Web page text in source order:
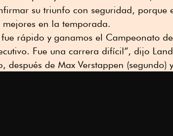
su triunfo con seguridad,
mejores en la temporada.
fue rápido y ganamos el Campeonato
Fue una carrera difícil”, dijo
después de Max Verstappen (segundo)